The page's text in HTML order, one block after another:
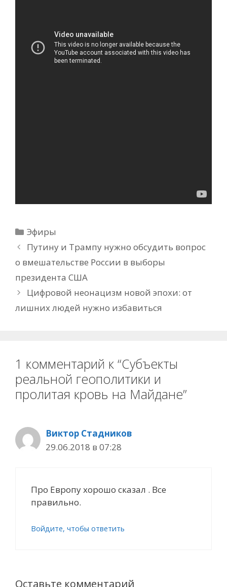
Рубрики
Эфиры
Путину и Трампу нужно обсудить вопрос
о вмешательстве России в выборы
президента США
Цифровой неонацизм новой эпохи: от
лишних людей нужно избавиться
1 комментарий к “Субъекты
реальной геополитики и
пролитая кровь на Майдане”
Виктор Стадников
29.06.2018 в 07:28
Про Европу хорошо сказал . Все
правильно.
Войдите, чтобы ответить
Оставьте комментарий